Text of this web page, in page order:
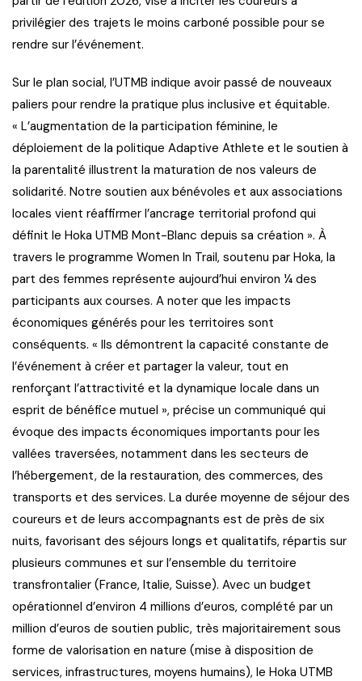
privilégier des trajets le moins carboné possible pour se
rendre sur l’événement.
Sur le plan social, l’UTMB indique avoir passé de nouveaux
paliers pour rendre la pratique plus inclusive et équitable.
« L’augmentation de la participation féminine, le
déploiement de la politique Adaptive Athlete et le soutien à
la parentalité illustrent la maturation de nos valeurs de
solidarité. Notre soutien aux bénévoles et aux associations
locales vient réaffirmer l’ancrage territorial profond qui
définit le Hoka UTMB Mont-Blanc depuis sa création ». À
travers le programme Women In Trail, soutenu par Hoka, la
part des femmes représente aujourd’hui environ ¼ des
participants aux courses. A noter que les impacts
économiques générés pour les territoires sont
conséquents. « Ils démontrent la capacité constante de
l’événement à créer et partager la valeur, tout en
renforçant l’attractivité et la dynamique locale dans un
esprit de bénéfice mutuel », précise un communiqué qui
évoque des impacts économiques importants pour les
vallées traversées, notamment dans les secteurs de
l’hébergement, de la restauration, des commerces, des
transports et des services. La durée moyenne de séjour des
coureurs et de leurs accompagnants est de près de six
nuits, favorisant des séjours longs et qualitatifs, répartis sur
plusieurs communes et sur l’ensemble du territoire
transfrontalier (France, Italie, Suisse). Avec un budget
opérationnel d’environ 4 millions d’euros, complété par un
million d’euros de soutien public, très majoritairement sous
forme de valorisation en nature (mise à disposition de
services, infrastructures, moyens humains), le Hoka UTMB